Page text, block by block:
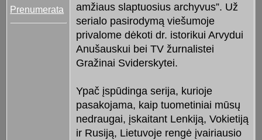
Prenumerata
amžiaus slaptuosius archyvus”. Už
serialo pasirodymą viešumoje
privalome dėkoti dr. istorikui Arvydui
Anušauskui bei TV žurnalistei
Gražinai Sviderskytei.
Ypač įspūdinga serija, kurioje
pasakojama, kaip tuometiniai mūsų
nedraugai, įskaitant Lenkiją, Vokietiją
ir Rusiją, Lietuvoje rengė įvairiausio